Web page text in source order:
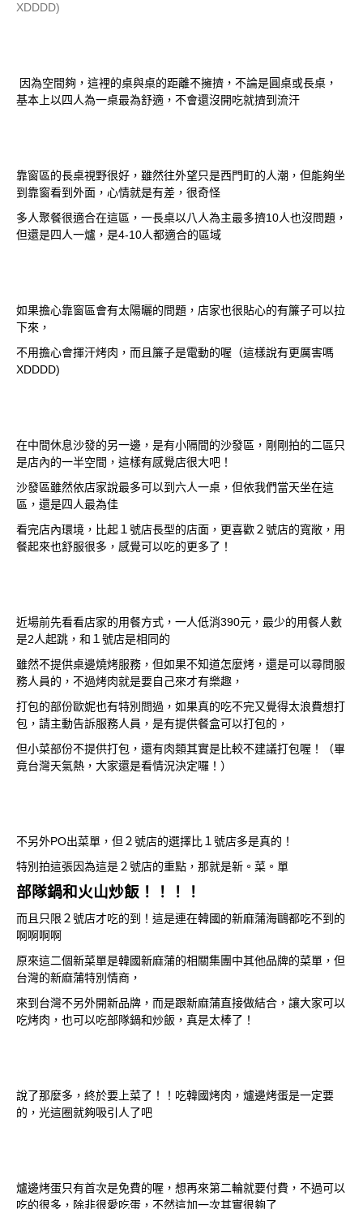
XDDDD)
因為空間夠，這裡的桌與桌的距離不擁擠，不論是圓桌或長桌，
基本上以四人為一桌最為舒適，不會還沒開吃就擠到流汗
靠窗區的長桌視野很好，雖然往外望只是西門町的人潮，但能夠坐
到靠窗看到外面，心情就是有差，很奇怪
多人聚餐很適合在這區，一長桌以八人為主最多擠10人也沒問題，
但還是四人一爐，是4-10人都適合的區域
如果擔心靠窗區會有太陽曬的問題，店家也很貼心的有簾子可以拉
下來，
不用擔心會揮汗烤肉，而且簾子是電動的喔（這樣說有更厲害嗎
XDDDD)
在中間休息沙發的另一邊，是有小隔間的沙發區，剛剛拍的二區只
是店內的一半空間，這樣有感覺店很大吧！
沙發區雖然依店家說最多可以到六人一桌，但依我們當天坐在這
區，還是四人最為佳
看完店內環境，比起１號店長型的店面，更喜歡２號店的寬敞，用
餐起來也舒服很多，感覺可以吃的更多了！
近場前先看看店家的用餐方式，一人低消390元，最少的用餐人數
是2人起跳，和１號店是相同的
雖然不提供桌邊燒烤服務，但如果不知道怎麼烤，還是可以尋問服
務人員的，不過烤肉就是要自己來才有樂趣，
打包的部份歐妮也有特別問過，如果真的吃不完又覺得太浪費想打
包，請主動告訴服務人員，是有提供餐盒可以打包的，
但小菜部份不提供打包，還有肉類其實是比較不建議打包喔！（畢
竟台灣天氣熱，大家還是看情況決定囉！）
不另外PO出菜單，但２號店的選擇比１號店多是真的！
特別拍這張因為這是２號店的重點，那就是新。菜。單
部隊鍋和火山炒飯！！！！
而且只限２號店才吃的到！這是連在韓國的新麻蒲海鷗都吃不到的
啊啊啊啊
原來這二個新菜單是韓國新麻蒲的相關集團中其他品牌的菜單，但
台灣的新麻蒲特別情商，
來到台灣不另外開新品牌，而是跟新麻蒲直接做結合，讓大家可以
吃烤肉，也可以吃部隊鍋和炒飯，真是太棒了！
說了那麼多，終於要上菜了！！吃韓國烤肉，爐邊烤蛋是一定要
的，光這圈就夠吸引人了吧
爐邊烤蛋只有首次是免費的喔，想再來第二輪就要付費，不過可以
吃的很多，除非很愛吃蛋，不然這加一次其實很夠了